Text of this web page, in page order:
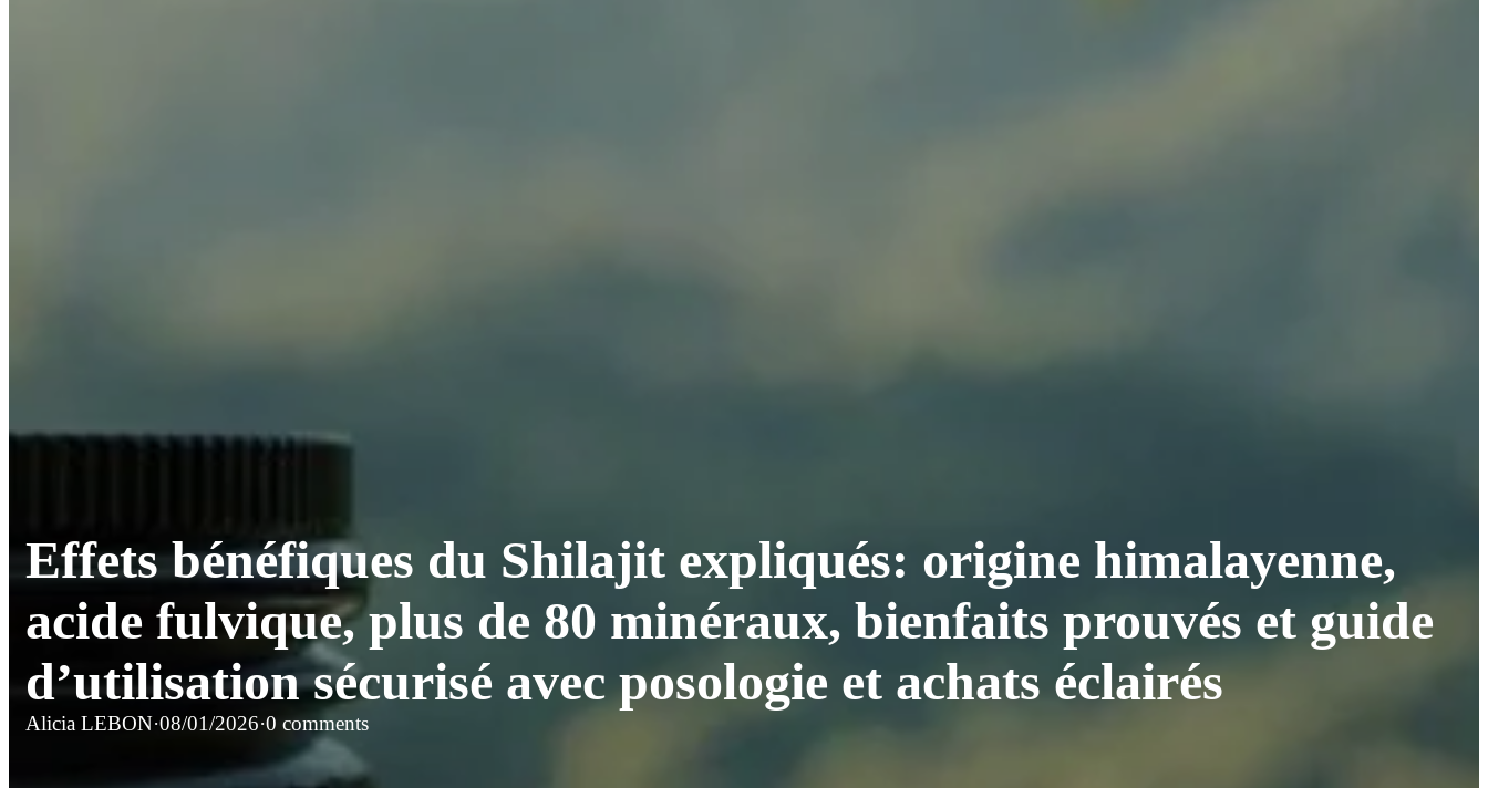
Effets bénéfiques du Shilajit expliqués: origine himalayenne,
acide fulvique, plus de 80 minéraux, bienfaits prouvés et guide
d’utilisation sécurisé avec posologie et achats éclairés
Alicia LEBON·08/01/2026·0 comments